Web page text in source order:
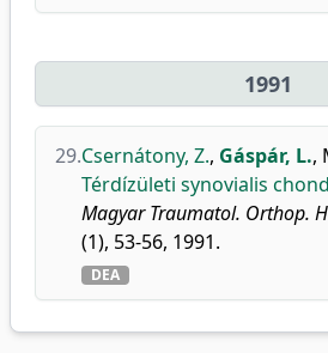
1991
29.Csernátony, Z., Gáspár, L.,
Térdízületi synovialis
Magyar Traumatol. Orthop.
(1), 53-56, 1991.
DEA